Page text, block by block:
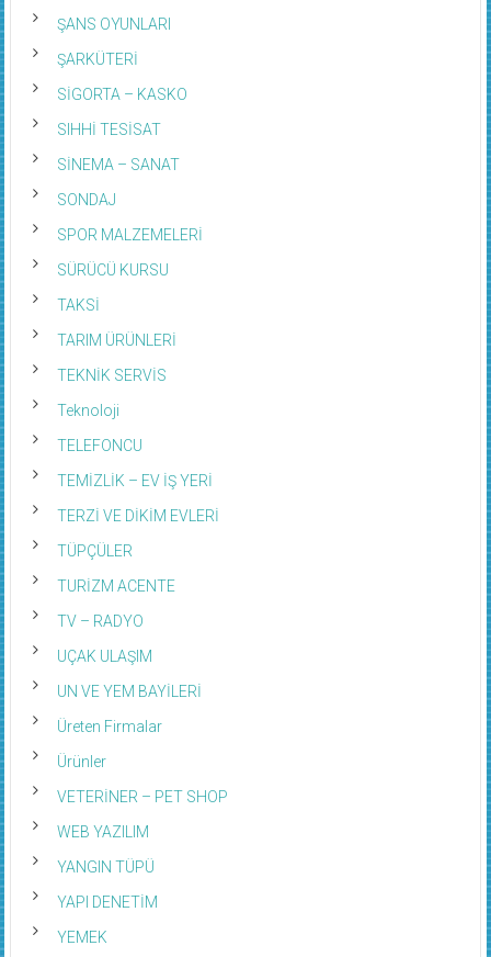
ŞANS OYUNLARI
ŞARKÜTERİ
SİGORTA – KASKO
SIHHİ TESİSAT
SİNEMA – SANAT
SONDAJ
SPOR MALZEMELERİ
SÜRÜCÜ KURSU
TAKSİ
TARIM ÜRÜNLERİ
TEKNİK SERVİS
Teknoloji
TELEFONCU
TEMİZLİK – EV İŞ YERİ
TERZİ VE DİKİM EVLERİ
TÜPÇÜLER
TURİZM ACENTE
TV – RADYO
UÇAK ULAŞIM
UN VE YEM BAYİLERİ
Üreten Firmalar
Ürünler
VETERİNER – PET SHOP
WEB YAZILIM
YANGIN TÜPÜ
YAPI DENETİM
YEMEK